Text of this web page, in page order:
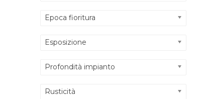
Epoca fioritura
Esposizione
Profondità impianto
Rusticità